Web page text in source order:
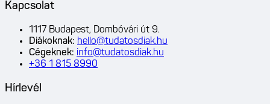
Kapcsolat
1117 Budapest, Dombóvári út 9.
Diákoknak: hello@tudatosdiak.hu
Cégeknek: info@tudatosdiak.hu
+36 1 815 8990
Hírlevél